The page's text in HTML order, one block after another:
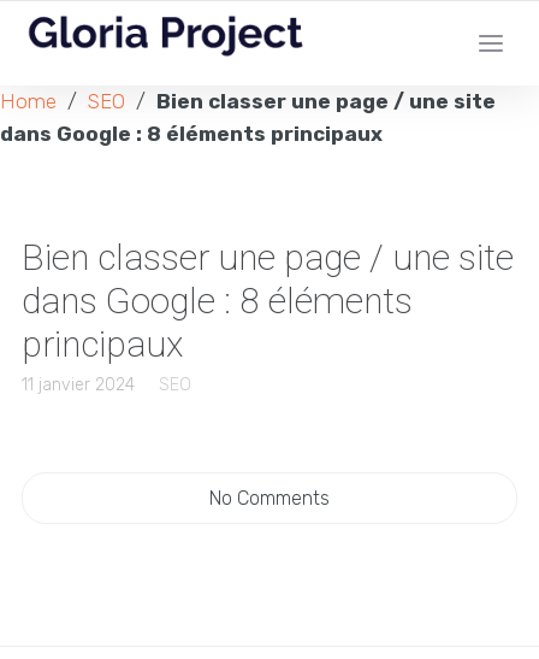
Home / SEO / Bien classer une page / une site
dans Google : 8 éléments principaux
Bien classer une page / une site
dans Google : 8 éléments
principaux
11 janvier 2024 SEO
No Comments